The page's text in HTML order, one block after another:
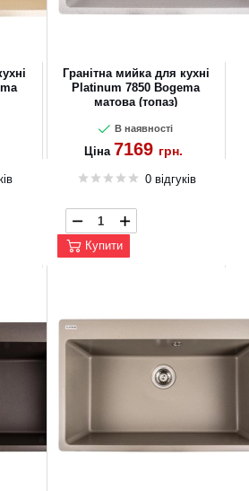
Гранітна мийка для кухні
Platinum 7850 Bogema
матова (топаз)
В наявності
Ціна 7169 грн.
0 відгуків
Купити